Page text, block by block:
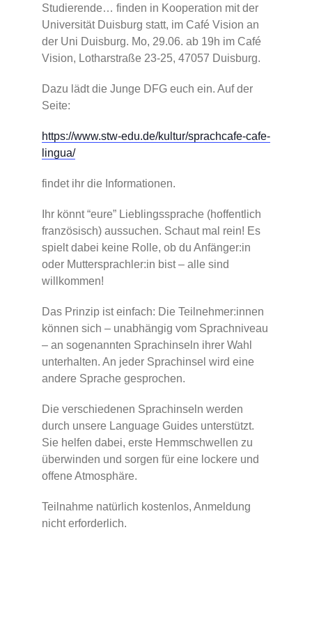
Studierende… finden in Kooperation mit der
Universität Duisburg statt, im Café Vision an
der Uni Duisburg. Mo, 29.06. ab 19h im Café
Vision, Lotharstraße 23-25, 47057 Duisburg.
Dazu lädt die Junge DFG euch ein. Auf der
Seite:
https://www.stw-edu.de/kultur/sprachcafe-cafe-
lingua/
findet ihr die Informationen.
Ihr könnt “eure” Lieblingssprache (hoffentlich
französisch) aussuchen. Schaut mal rein! Es
spielt dabei keine Rolle, ob du Anfänger:in
oder Muttersprachler:in bist – alle sind
willkommen!
Das Prinzip ist einfach: Die Teilnehmer:innen
können sich – unabhängig vom Sprachniveau
– an sogenannten Sprachinseln ihrer Wahl
unterhalten. An jeder Sprachinsel wird eine
andere Sprache gesprochen.
Die verschiedenen Sprachinseln werden
durch unsere Language Guides unterstützt.
Sie helfen dabei, erste Hemmschwellen zu
überwinden und sorgen für eine lockere und
offene Atmosphäre.
Teilnahme natürlich kostenlos, Anmeldung
nicht erforderlich.